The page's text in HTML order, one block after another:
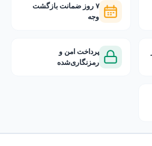
۷ روز ضمانت بازگشت
وجه
پرداخت امن و
رمزنگاری‌شده